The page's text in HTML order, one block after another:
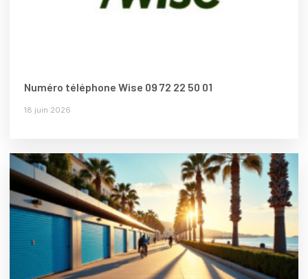
Numéro téléphone Wise 09 72 22 50 01
18 juin 2026